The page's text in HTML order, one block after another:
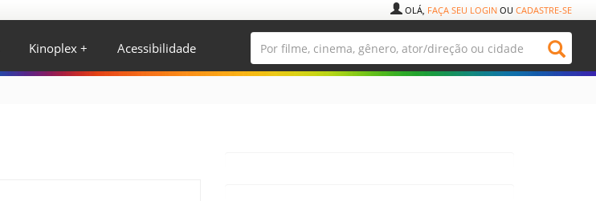
OLÁ, FAÇA SEU LOGIN OU CADASTRE-SE
Kinoplex + Acessibilidade